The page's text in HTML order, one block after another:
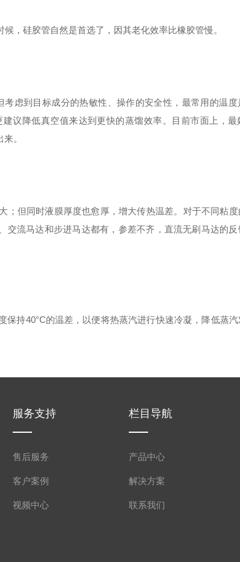
，硅胶管自然是首选了，因其老化效率比橡胶管慢。
考虑到目标成分的热敏性、操作的安全性，最常用的温
议降低真空值来达到更快的蒸馏效率。目前市面上，最
。
但同时液膜厚度也愈厚，增大传热温差。对于不同粘度
流马达和步进马达都有，参差不齐，直流无刷马达的反
持40°C的温差，以便将热蒸汽进行快速冷凝，降低蒸
服务支持
售后服务
客户案例
视频中心
栏目导航
产品中心
解决方案
联系我们